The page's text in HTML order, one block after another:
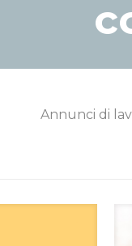
Annunci di